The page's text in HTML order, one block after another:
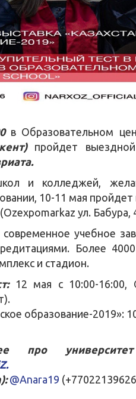
в Образовательном
пройдет
и колледжей,
10-11 мая пройдет
ул. Бабура,
современное учебное
Более
и стадион.
12 мая с 10:00-16:00,
образование-2019»:
про
@Anara19